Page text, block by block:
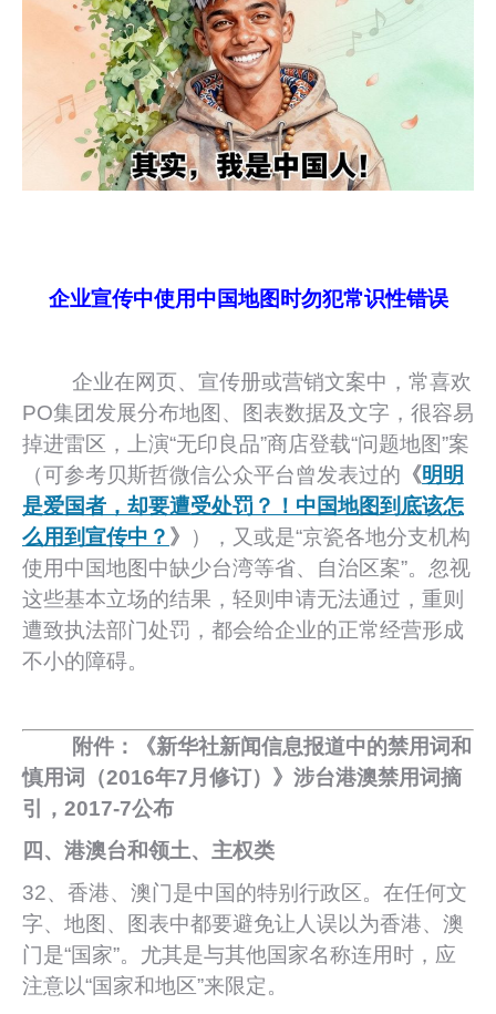
企业宣传中使用中国地图时勿犯常识性错误
企业在网页、宣传册或营销文案中，常喜欢
PO集团发展分布地图、图表数据及文字，很容易
掉进雷区，上演“无印良品”商店登载“问题地图”案
（可参考贝斯哲微信公众平台曾发表过的 《明明
是爱国者，却要遭受处罚？！中国地图到底该怎
么用到宣传中？ 》
），又或是“京瓷各地分支机构
使用中国地图中缺少台湾等省、自治区案”。忽视
这些基本立场的结果，轻则申请无法通过，重则
遭致执法部门处罚，都会给企业的正常经营形成
不小的障碍。
附件：《新华社新闻信息报道中的禁用词和
慎用词（2016年7月修订）》涉台港澳禁用词摘
引，2017-7公布
四、港澳台和领土、主权类
32、香港、澳门是中国的特别行政区。在任何文
字、地图、图表中都要避免让人误以为香港、澳
门是“国家”。尤其是与其他国家名称连用时，应
注意以“国家和地区”来限定。